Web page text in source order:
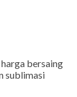
bersaing
sublimasi